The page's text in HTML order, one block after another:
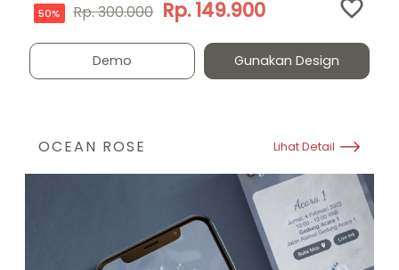
50% Rp. 300.000 Rp. 149.900
Demo Gunakan Design
OCEAN ROSE Lihat Detail